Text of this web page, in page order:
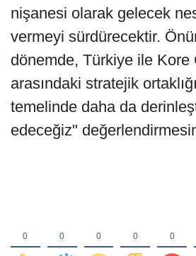
nişanesi olarak gelecek
vermeyi sürdürecektir.
dönemde, Türkiye ile Kore
arasındaki stratejik
temelinde daha da
edeceğiz"